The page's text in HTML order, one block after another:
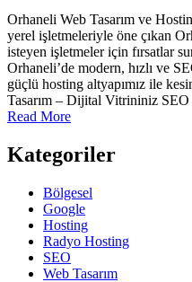
Orhaneli Web Tasarım ve
yerel işletmeleriyle öne çıkan
isteyen işletmeler için fırsatlar
Orhaneli’de modern, hızlı ve
güçlü hosting altyapımız ile
Tasarım – Dijital Vitrininiz
Read More
Kategoriler
Bölgesel
Google
Hosting
Radyo Hosting
SEO
Web Tasarım